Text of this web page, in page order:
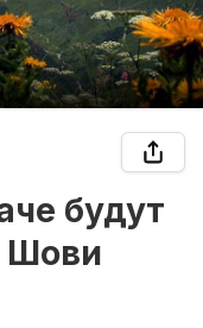
будут
Шови